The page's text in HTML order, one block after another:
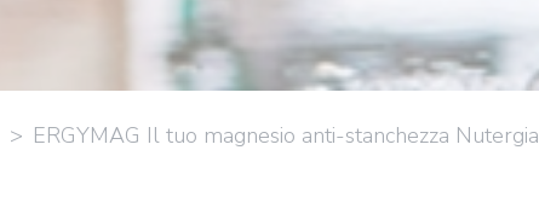
ERGYMAG Il tuo magnesio anti-stanchezza Nutergia